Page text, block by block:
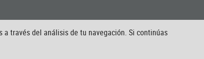
través del análisis de tu navegación. Si continúas